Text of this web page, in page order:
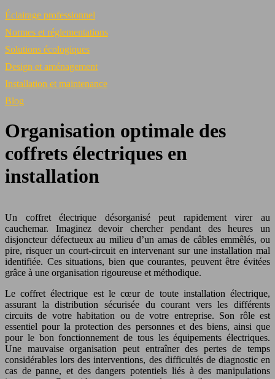
Éclairage professionnel
Normes et réglementations
Solutions écologiques
Design et aménagement
Installation et maintenance
Blog
Organisation optimale des
coffrets électriques en
installation
Un coffret électrique désorganisé peut rapidement virer au
cauchemar. Imaginez devoir chercher pendant des heures un
disjoncteur défectueux au milieu d’un amas de câbles emmêlés, ou
pire, risquer un court-circuit en intervenant sur une installation mal
identifiée. Ces situations, bien que courantes, peuvent être évitées
grâce à une organisation rigoureuse et méthodique.
Le coffret électrique est le cœur de toute installation électrique,
assurant la distribution sécurisée du courant vers les différents
circuits de votre habitation ou de votre entreprise. Son rôle est
essentiel pour la protection des personnes et des biens, ainsi que
pour le bon fonctionnement de tous les équipements électriques.
Une mauvaise organisation peut entraîner des pertes de temps
considérables lors des interventions, des difficultés de diagnostic en
cas de panne, et des dangers potentiels liés à des manipulations